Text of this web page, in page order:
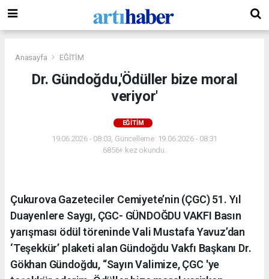
Anasayfa EĞİTİM
Dr. Gündoğdu,'Ödüller bize moral
veriyor'
EĞİTİM
19.06.2026 - 08:03, Güncelleme: 19.06.2026 - 08:31
6856+ kez okundu.
Çukurova Gazeteciler Cemiyete’nin (ÇGC) 51. Yıl
Duayenlere Saygı, ÇGC- GÜNDOĞDU VAKFI Basın
yarışması ödül töreninde Vali Mustafa Yavuz’dan
‘Teşekkür’ plaketi alan Gündoğdu Vakfı Başkanı Dr.
Gökhan Gündoğdu, “Sayın Valimize, ÇGC 'ye